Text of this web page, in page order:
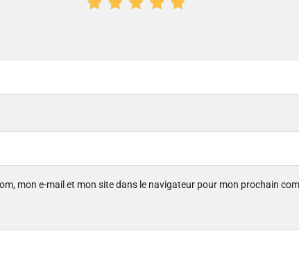
mon e-mail et mon site dans le navigateur pour mon prochain